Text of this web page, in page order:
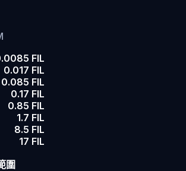
FIL
0.017 FIL
0.085 FIL
0.17 FIL
0.85 FIL
1.7 FIL
8.5 FIL
17 FIL
圍